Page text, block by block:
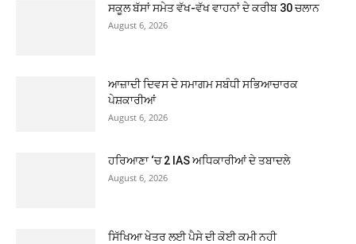
ਸਕੂਲ ਬੱਸਾਂ ਸਮੇਤ ਵੱਖ-ਵੱਖ ਵਾਹਨਾਂ ਦੇ ਕਰੀਬ 30 ਚਲਾਨ
August 6, 2026
ਆਜ਼ਾਦੀ ਦਿਵਸ ਦੇ ਸਮਾਗਮ ਸਬੰਧੀ ਸਭਿਆਚਾਰਕ
ਪੇਸ਼ਕਾਰੀਆਂ
August 6, 2026
ਹਰਿਆਣਾ ‘ਚ 2 IAS ਅਧਿਕਾਰੀਆਂ ਦੇ ਤਬਾਦਲੇ
August 6, 2026
ਸਿੱਖਿਆ ਖੇਤਰ ਲਈ ਪੈਸੇ ਦੀ ਕੋਈ ਕਮੀ ਨਹੀ